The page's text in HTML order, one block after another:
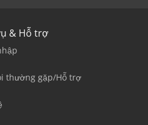
& Hỗ trợ
thường gặp/Hỗ trợ